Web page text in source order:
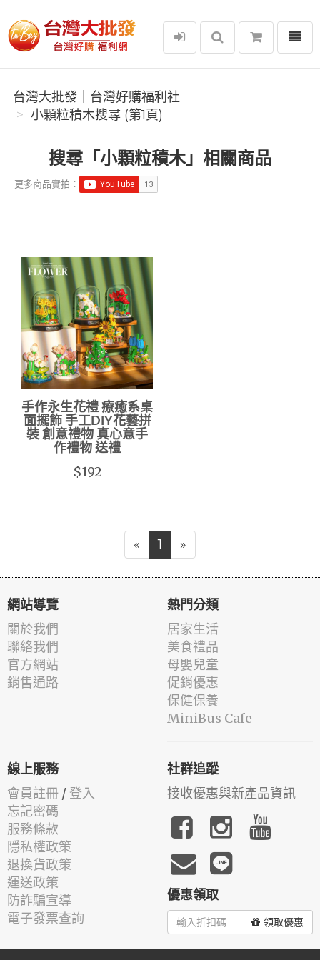
台灣大批發｜台灣好購福利社
選單
台灣大批發｜台灣好購福利社
小顆粒積木搜尋 (第1頁)
搜尋「小顆粒積木」相關商品
更多商品實拍：
手作永生花禮 療癒系桌
面擺飾 手工DIY花藝拼
裝 創意禮物 真心意手
作禮物 送禮
$192
« 1 »
網站導覽
關於我們
聯絡我們
官方網站
銷售通路
熱門分類
居家生活
美食禮品
母嬰兒童
促銷優惠
保健保養
MiniBus Cafe
線上服務
會員註冊 / 登入
忘記密碼
服務條款
隱私權政策
退換貨政策
運送政策
防詐騙宣導
電子發票查詢
社群追蹤
接收優惠與新產品資訊
優惠領取
領取優惠